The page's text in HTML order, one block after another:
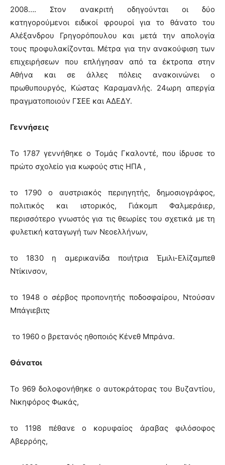
2008…. Στον ανακριτή οδηγούνται οι δύο
κατηγορούμενοι ειδικοί φρουροί για το θάνατο του
Αλέξανδρου Γρηγορόπουλου και μετά την απολογία
τους προφυλακίζονται. Μέτρα για την ανακούφιση των
επιχειρήσεων που επλήγησαν από τα έκτροπα στην
Αθήνα και σε άλλες πόλεις ανακοινώνει ο
πρωθυπουργός, Κώστας Καραμανλής. 24ωρη απεργία
πραγματοποιούν ΓΣΕΕ και ΑΔΕΔΥ.
Γεννήσεις
Το 1787 γεννήθηκε ο Τομάς Γκαλοντέ, που ίδρυσε το
πρώτο σχολείο για κωφούς στις ΗΠΑ ,
το 1790 ο αυστριακός περιηγητής, δημοσιογράφος,
πολιτικός και ιστορικός, Γιάκομπ Φαλμεράιερ,
περισσότερο γνωστός για τις θεωρίες του σχετικά με τη
φυλετική καταγωγή των Νεοελλήνων,
το 1830 η αμερικανίδα ποιήτρια Έμιλι-Ελίζαμπεθ
Ντίκινσον,
το 1948 ο σέρβος προπονητής ποδοσφαίρου, Ντούσαν
Μπάγιεβιτς
το 1960 ο βρετανός ηθοποιός Κένεθ Μπράνα.
Θάνατοι
Το 969 δολοφονήθηκε ο αυτοκράτορας του Βυζαντίου,
Νικηφόρος Φωκάς,
το 1198 πέθανε ο κορυφαίος άραβας φιλόσοφος
Αβερρόης,